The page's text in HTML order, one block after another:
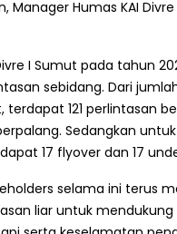
Manager Humas KAI
I Sumut pada tahun
sebidang. Dari
121 perlintasan
Sedangkan
17 flyover dan 17
selama ini terus
liar untuk